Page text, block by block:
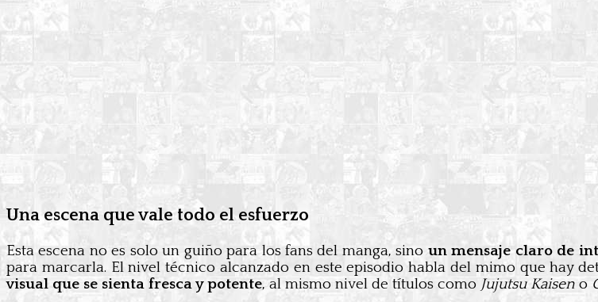
Una escena que vale todo el esfuerzo
Esta escena no es solo un guiño para los fans del manga, sino un mensaje claro de
para marcarla. El nivel técnico alcanzado en este episodio habla del mimo que hay
visual que se sienta fresca y potente, al mismo nivel de títulos como Jujutsu Kaisen o